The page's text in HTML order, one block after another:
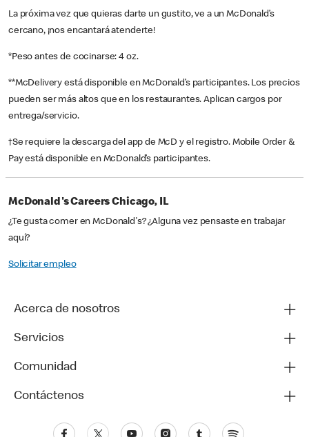
La próxima vez que quieras darte un gustito, ve a un McDonald’s
cercano, ¡nos encantará atenderte!
*Peso antes de cocinarse: 4 oz.
**McDelivery está disponible en McDonald’s participantes. Los precios
pueden ser más altos que en los restaurantes. Aplican cargos por
entrega/servicio.
†Se requiere la descarga del app de McD y el registro. Mobile Order &
Pay está disponible en McDonald’s participantes.
McDonald's Careers Chicago, IL
¿Te gusta comer en McDonald's? ¿Alguna vez pensaste en trabajar
aquí?
Solicitar empleo
Acerca de nosotros
Servicios
Comunidad
Contáctenos